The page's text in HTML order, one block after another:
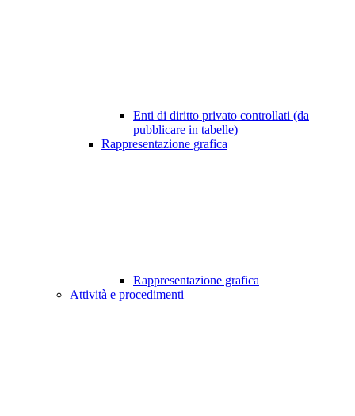
Enti di diritto privato controllati (da
pubblicare in tabelle)
Rappresentazione grafica
Rappresentazione grafica
Attività e procedimenti